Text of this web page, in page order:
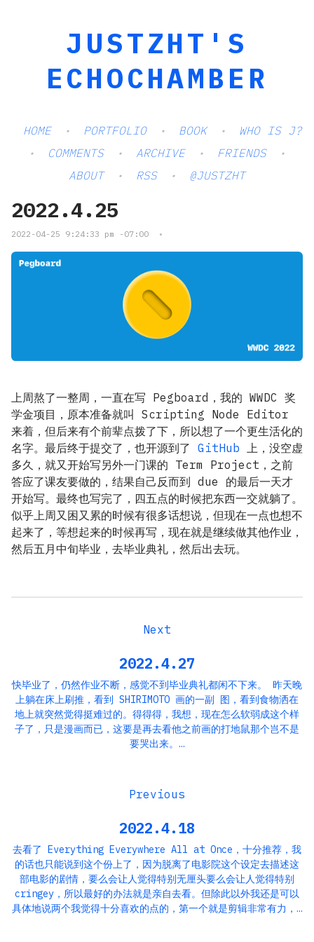
JUSTZHT'S
ECHOCHAMBER
HOME PORTFOLIO BOOK
WHO IS J?
COMMENTS
ARCHIVE
FRIENDS
ABOUT
RSS @JUSTZHT
2022.4.25
2022-04-25 9:24:33 pm -07:00 •
上周熬了一整周，一直在写 Pegboard，我的 WWDC 奖
学金项目，原本准备就叫 Scripting Node Editor
来着，但后来有个前辈点拨了下，所以想了一个更生活化的
名字。最后终于提交了，也开源到了 GitHub 上，没空虚
多久，就又开始写另外一门课的 Term Project，之前
答应了课友要做的，结果自己反而到 due 的最后一天才
开始写。最终也写完了，四五点的时候把东西一交就躺了。
似乎上周又困又累的时候有很多话想说，但现在一点也想不
起来了，等想起来的时候再写，现在就是继续做其他作业，
然后五月中旬毕业，去毕业典礼，然后出去玩。
2022.4.27
快毕业了，仍然作业不断，感觉不到毕业典礼都闲不下来。 昨天晚
上躺在床上刷推，看到 SHIRIMOTO 画的一副 图，看到食物洒在
地上就突然觉得挺难过的。得得得，我想，现在怎么软弱成这个样
子了，只是漫画而已，这要是再去看他之前画的打地鼠那个岂不是
要哭出来。…
2022.4.18
去看了 Everything Everywhere All at Once，十分推荐，我
的话也只能说到这个份上了，因为脱离了电影院这个设定去描述这
部电影的剧情，要么会让人觉得特别无厘头要么会让人觉得特别
cringey，所以最好的办法就是亲自去看。但除此以外我还是可以
具体地说两个我觉得十分喜欢的点的，第一个就是剪辑非常有力，…